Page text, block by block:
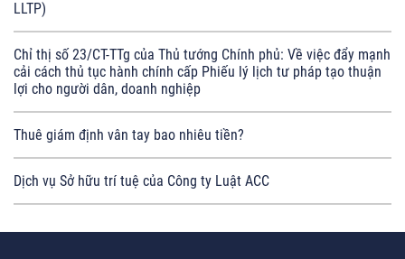
LLTP)
Chỉ thị số 23/CT-TTg của Thủ tướng Chính phủ: Về việc đẩy mạnh
cải cách thủ tục hành chính cấp Phiếu lý lịch tư pháp tạo thuận
lợi cho người dân, doanh nghiệp
Thuê giám định vân tay bao nhiêu tiền?
Dịch vụ Sở hữu trí tuệ của Công ty Luật ACC